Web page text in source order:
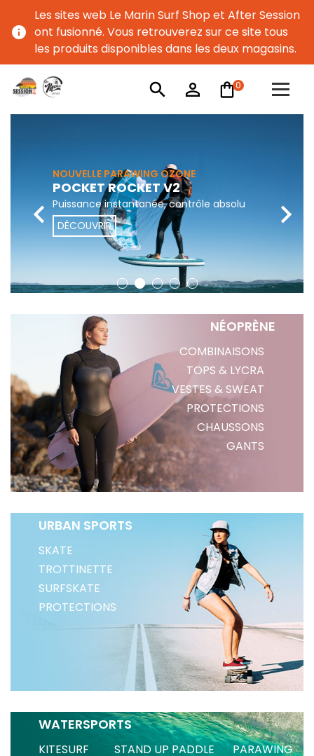
info
Les sites web Le Marin Surf Shop et After Session
ont fusionné. Vous retrouverez sur ce site tous
les produits disponibles dans les deux magasins.
search person_outline 0
NOUVELLE PARAWING OZONE
POCKET ROCKET V2
Puissance instantanée, contrôle absolu
DÉCOUVRIR
 
NÉOPRÈNE
COMBINAISONS
TOPS & LYCRA
VESTES & SWEAT
PROTECTIONS
CHAUSSONS
GANTS
URBAN SPORTS
SKATE
TROTTINETTE
SURFSKATE
PROTECTIONS
WATERSPORTS
KITESURF
STAND UP PADDLE
PARAWING